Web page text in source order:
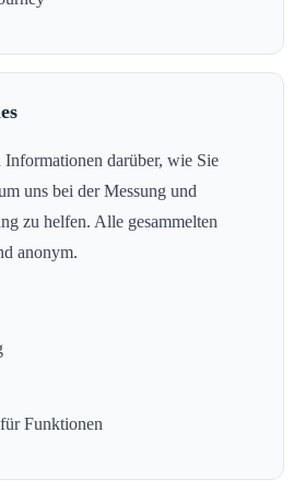
darüber, wie Sie
uns bei der Messung und
zu helfen. Alle gesammelten
anonym.
Funktionen